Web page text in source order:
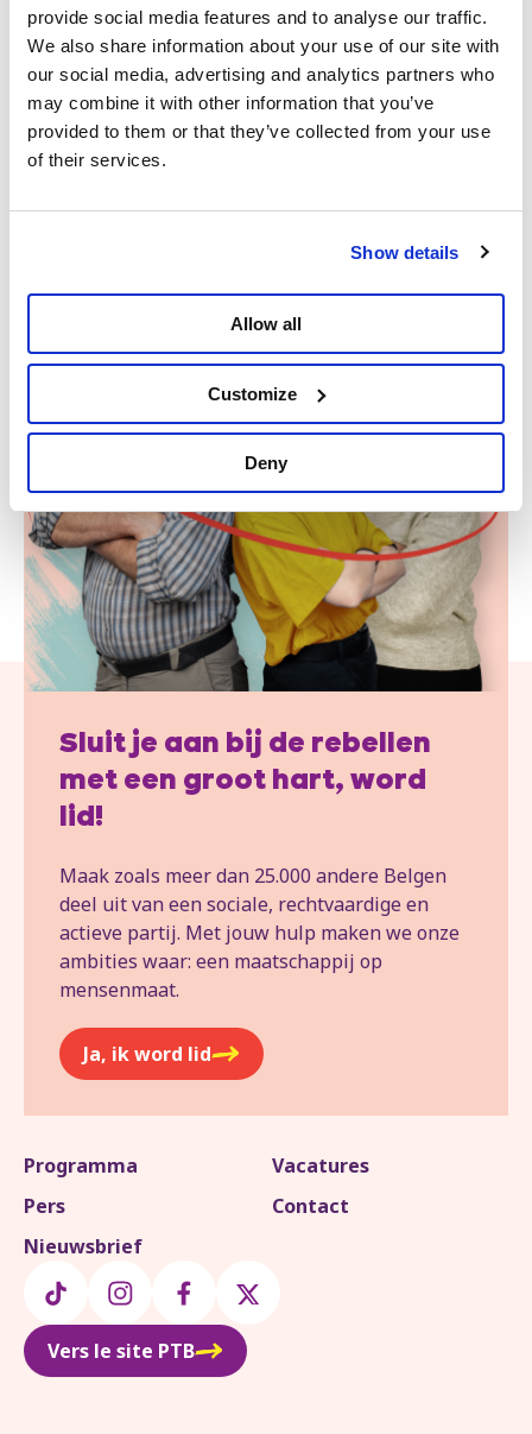
provide social media features and to analyse our traffic.
We also share information about your use of our site with
our social media, advertising and analytics partners who
may combine it with other information that you’ve
provided to them or that they’ve collected from your use
of their services.
Show details
Allow all
Customize
Deny
Meer over Video
Gemeenteraadsverkiezingen
Raoul Hedebouw
Delen
Sluit je aan bij de rebellen
met een groot hart, word
lid!
Maak zoals meer dan 25.000 andere Belgen
deel uit van een sociale, rechtvaardige en
actieve partij. Met jouw hulp maken we onze
ambities waar: een maatschappij op
mensenmaat.
Ja, ik word lid
Programma
Vacatures
Pers
Contact
Nieuwsbrief
Vers le site PTB